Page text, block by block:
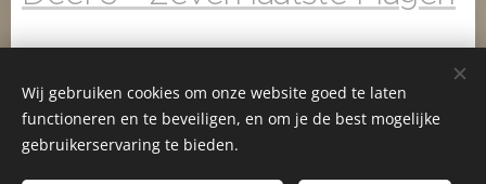
Gerda Huizinga - Greetje Jansen
Wij gebruiken cookies om onze website goed te laten
functioneren en te beveiligen, en om je de best mogelijke
gebruikerservaring te bieden.